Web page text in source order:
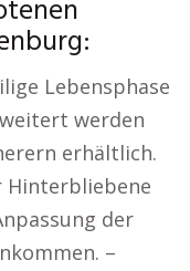
Lebensphase
werden
erhältlich.
Hinterbliebene
der
–